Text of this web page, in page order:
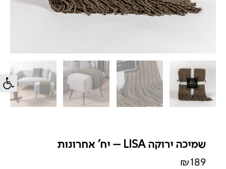
פתח
שמיכה ירוקה LISA – יח' אחרונות
₪189